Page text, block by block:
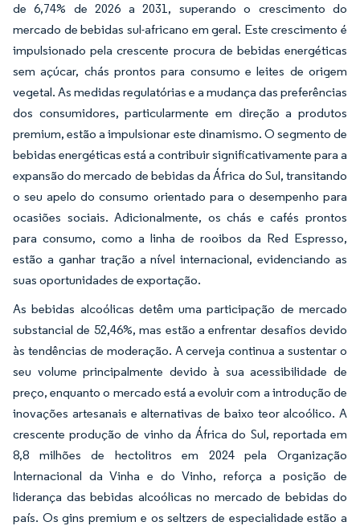
de 6,74% de 2026 a 2031, superando o crescimento do
mercado de bebidas sul-africano em geral. Este crescimento é
impulsionado pela crescente procura de bebidas energéticas
sem açúcar, chás prontos para consumo e leites de origem
vegetal. As medidas regulatórias e a mudança das preferências
dos consumidores, particularmente em direção a produtos
premium, estão a impulsionar este dinamismo. O segmento de
bebidas energéticas está a contribuir significativamente para a
expansão do mercado de bebidas da África do Sul, transitando
o seu apelo do consumo orientado para o desempenho para
ocasiões sociais. Adicionalmente, os chás e cafés prontos
para consumo, como a linha de rooibos da Red Espresso,
estão a ganhar tração a nível internacional, evidenciando as
suas oportunidades de exportação.
As bebidas alcoólicas detêm uma participação de mercado
substancial de 52,46%, mas estão a enfrentar desafios devido
às tendências de moderação. A cerveja continua a sustentar o
seu volume principalmente devido à sua acessibilidade de
preço, enquanto o mercado está a evoluir com a introdução de
inovações artesanais e alternativas de baixo teor alcoólico. A
crescente produção de vinho da África do Sul, reportada em
8,8 milhões de hectolitros em 2024 pela Organização
Internacional da Vinha e do Vinho, reforça a posição de
liderança das bebidas alcoólicas no mercado de bebidas do
país. Os gins premium e os seltzers de especialidade estão a